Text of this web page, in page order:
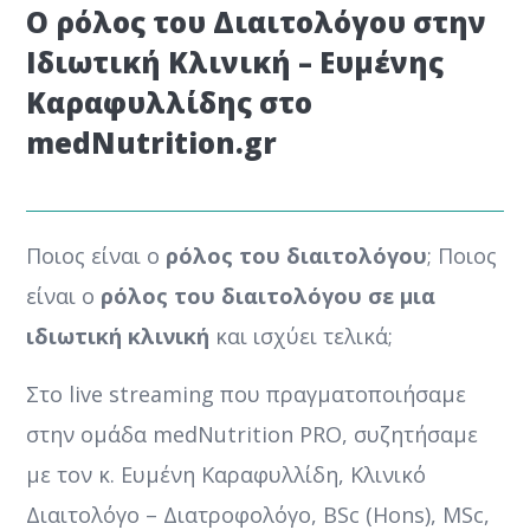
Ο ρόλος του Διαιτολόγου στην
Ιδιωτική Κλινική – Ευμένης
Καραφυλλίδης στο
medNutrition.gr
Ποιος είναι ο ρόλος του διαιτολόγου; Ποιος
είναι ο ρόλος του διαιτολόγου σε μια
ιδιωτική κλινική και ισχύει τελικά;
Στο live streaming που πραγματοποιήσαμε
στην ομάδα medNutrition PRO, συζητήσαμε
με τον κ. Ευμένη Καραφυλλίδη, Κλινικό
Διαιτολόγο – Διατροφολόγο, BSc (Hons), MSc,